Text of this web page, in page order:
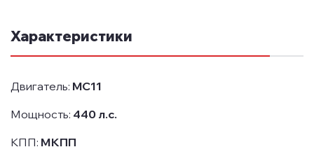
Характеристики
Двигатель: MC11
Мощность: 440 л.с.
КПП: МКПП